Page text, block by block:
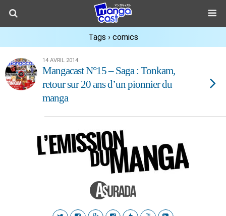
Tags › comics
14 AVRIL 2014
Mangacast N°15 – Saga : Tonkam,
retour sur 20 ans d’un pionnier du
manga